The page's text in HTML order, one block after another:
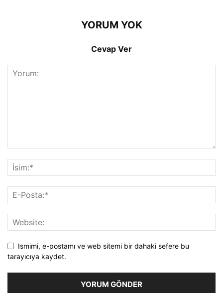
YORUM YOK
Cevap Ver
Ismimi, e-postamı ve web sitemi bir dahaki sefere bu
tarayıcıya kaydet.